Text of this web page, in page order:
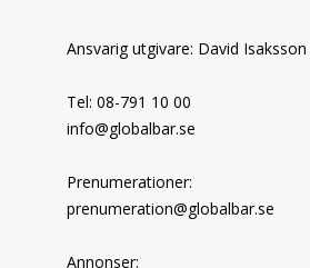
Ansvarig utgivare: David Isaksson
Tel: 08-791 10 00
info@globalbar.se
Prenumerationer:
prenumeration@globalbar.se
Annonser: